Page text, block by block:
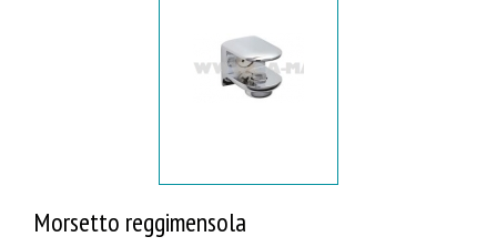
Morsetto reggimensola